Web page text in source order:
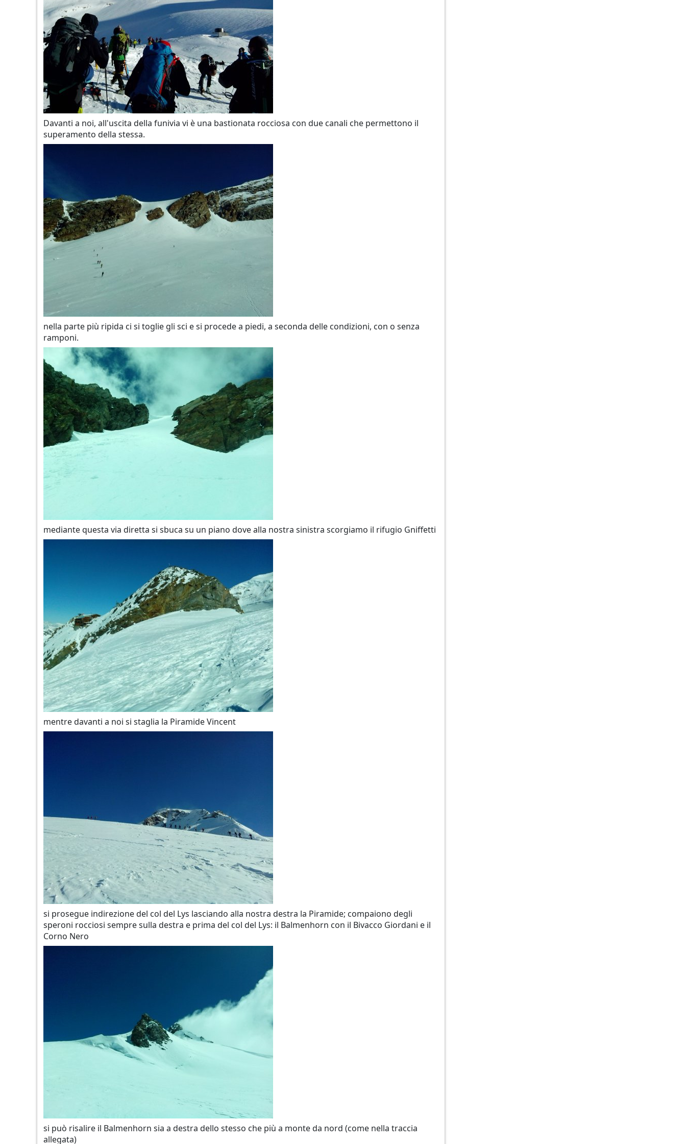
Davanti a noi, all'uscita della funivia vi è una bastionata rocciosa con due canali che permettono il
superamento della stessa.
nella parte più ripida ci si toglie gli sci e si procede a piedi, a seconda delle condizioni, con o senza
ramponi.
mediante questa via diretta si sbuca su un piano dove alla nostra sinistra scorgiamo il rifugio Gniffetti
mentre davanti a noi si staglia la Piramide Vincent
si prosegue indirezione del col del Lys lasciando alla nostra destra la Piramide; compaiono degli
speroni rocciosi sempre sulla destra e prima del col del Lys: il Balmenhorn con il Bivacco Giordani e il
Corno Nero
si può risalire il Balmenhorn sia a destra dello stesso che più a monte da nord (come nella traccia
allegata)